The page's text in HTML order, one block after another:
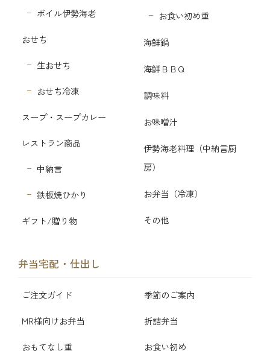
ボイル伊勢海老
おせち
生おせち
おせち冷凍
スープ・スープカレー
レストラン商品
中納言
鉄板焼ひかり
ギフト/贈り物
お食い初め重
海鮮鍋
海鮮ＢＢＱ
調味料
お味噌汁
伊勢海老料理（中納言厨
房）
お弁当（冷凍）
その他
弁当宅配・仕出し
ご注文ガイド 季節のご案内
MR様向けお弁当 折詰弁当
おもてなし重 お食い初め